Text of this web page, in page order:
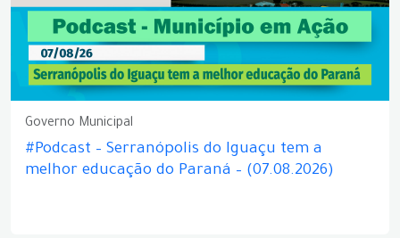
Governo Municipal
#Podcast – Serranópolis do Iguaçu tem a
melhor educação do Paraná – (07.08.2026)